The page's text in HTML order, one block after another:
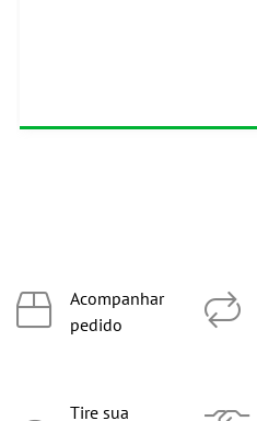
Acompanhar
pedido
Tire sua